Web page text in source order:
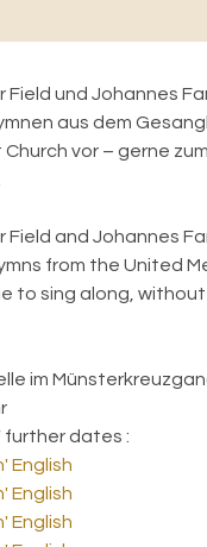
Field und Johannes
aus dem
vor – gerne
Field and Johannes
from the United
to sing along,
im
further dates :
English
English
English